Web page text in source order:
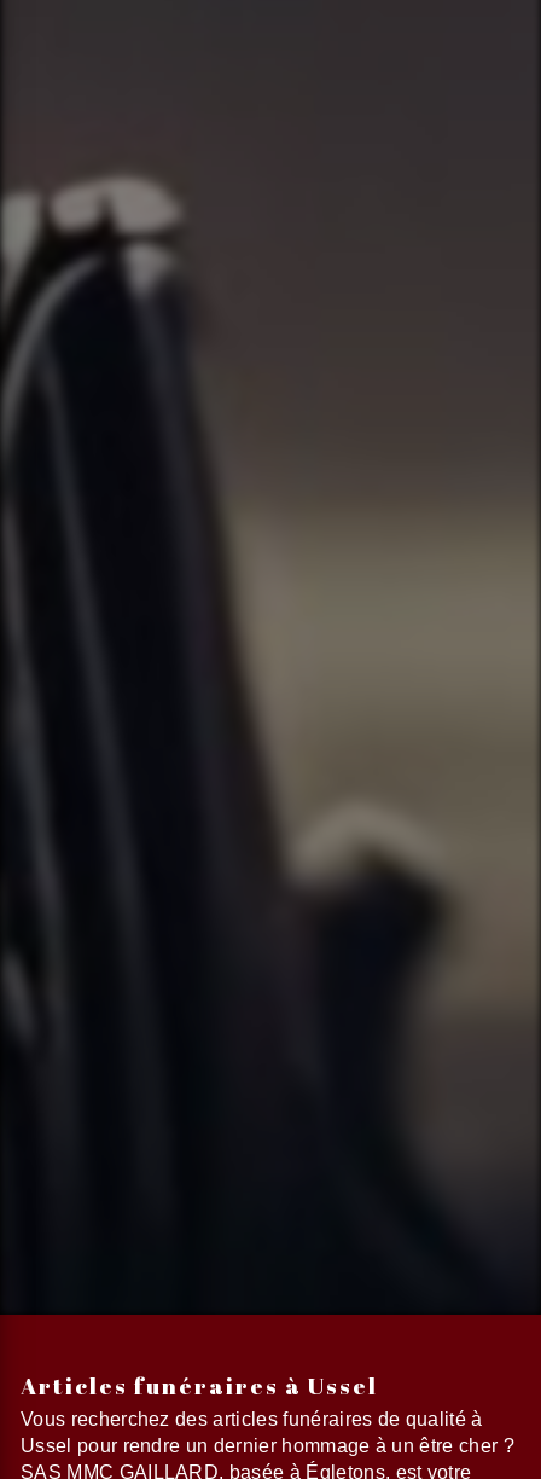
Articles funéraires à Ussel
Vous recherchez des articles funéraires de qualité à
Ussel pour rendre un dernier hommage à un être cher ?
SAS MMC GAILLARD, basée à Égletons, est votre